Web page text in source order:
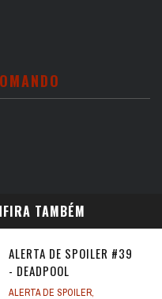
TAMBÉM
ALERTA DE SPOILER #39
- DEADPOOL
ALERTA DE SPOILER,